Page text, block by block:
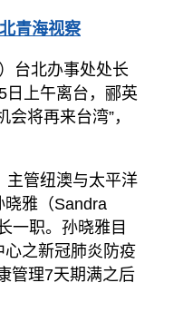
青海视察
台北办事处处长
日上午离台，郦英
将再来台湾”，
主管纽澳与太平洋
晓雅（Sandra
一职。孙晓雅目
之新冠肺炎防疫
管理7天期满之后